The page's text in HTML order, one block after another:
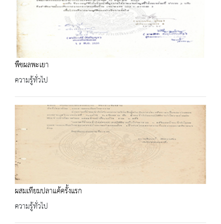
พืชผลพะเยา
ความรู้ทั่วไป
ผสมเทียมปลาแค้ครั้งแรก
ความรู้ทั่วไป